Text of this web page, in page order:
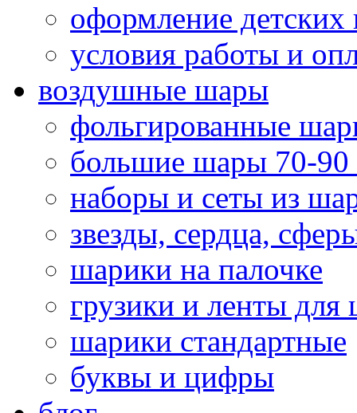
оформление детских
условия работы и
воздушные шары
фольгированные
большие шары 70-90
наборы и сеты из
звезды, сердца,
шарики на палочке
грузики и ленты для
шарики стандартные
буквы и цифры